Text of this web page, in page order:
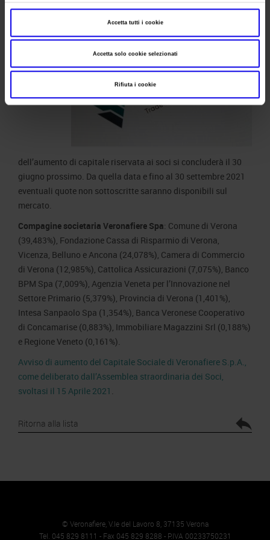
Accetta tutti i cookie
Accetta solo cookie selezionati
Rifiuta i cookie
sul futuro dell’azienda».
La prima
dell’aumento di capitale riservata ai soci si concluderà il 30
giugno prossimo. Da quella data e fino al 30 settembre 2021
eventuali quote non sottoscritte saranno disponibili sul
mercato.
Compagine societaria Veronafiere Spa: Comune di Verona
(39,483%), Fondazione Cassa di Risparmio di Verona,
Vicenza, Belluno e Ancona (24,078%), Camera di Commercio
di Verona (12,985%), Cattolica Assicurazioni (7,075%), Banco
BPM Spa (7,009%), Agenzia Veneta per l’Innovazione nel
Settore Primario (5,379%), Provincia di Verona (1,401%),
Intesa Sanpaolo Spa (1,354%), Banca Veronese Cooperativo
di Concamarise (0,883%), Immobiliare Magazzini Srl (0,188%)
e Regione Veneto (0,161%).
Avviso di aumento del Capitale Sociale di Veronafiere S.p.A.,
come deliberato dall’Assemblea straordinaria dei Soci,
svoltasi il 15 Aprile 2021 .
Ritorna alla lista
© Veronafiere, V.le del Lavoro 8, 37135 Verona
Tel. 045 829 8111 - Fax 045 829 8288 - P.IVA 00233750231